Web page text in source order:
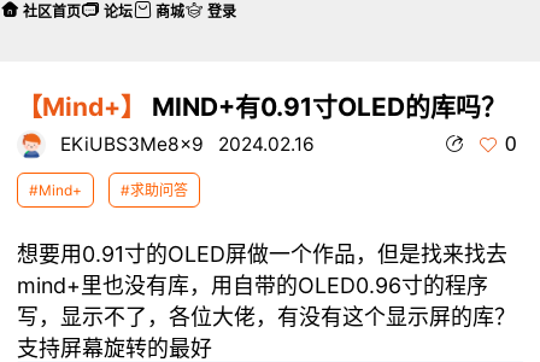
【Mind+】 MIND+有0.91寸OLED的库吗？
EKiUBS3Me8x9 2024.02.16 0
#Mind+ #求助问答
想要用0.91寸的OLED屏做一个作品，但是找来找去
mind+里也没有库，用自带的OLED0.96寸的程序
写，显示不了，各位大佬，有没有这个显示屏的库？
支持屏幕旋转的最好
社区首页 论坛 商城 登录